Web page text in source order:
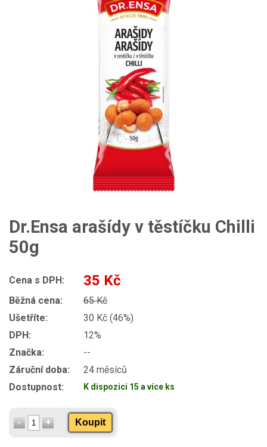
Dr.Ensa arašídy v těstíčku Chilli
50g
Cena s DPH: 35 Kč
Běžná cena:
65 Kč
Ušetříte:
30 Kč (46%)
DPH:
12%
Značka:
--
Záruční doba:
24 měsíců
Dostupnost:
K dispozici 15 a více ks
Koupit